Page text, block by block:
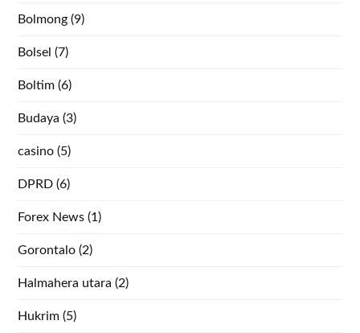
Bolmong (9)
Bolsel (7)
Boltim (6)
Budaya (3)
casino (5)
DPRD (6)
Forex News (1)
Gorontalo (2)
Halmahera utara (2)
Hukrim (5)